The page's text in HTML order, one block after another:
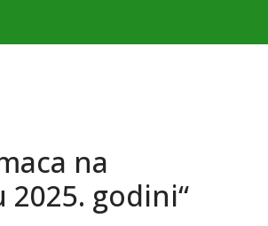
na
godini“